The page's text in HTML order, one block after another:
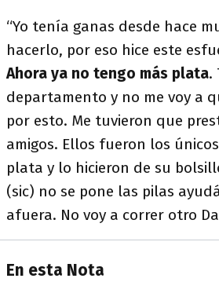
“Yo tenía ganas desde hace
hacerlo, por eso hice este
Ahora ya no tengo más plata.
departamento y no me voy a
por esto. Me tuvieron que
amigos. Ellos fueron los
plata y lo hicieron de su
(sic) no se pone las pilas
afuera. No voy a correr otro
En esta Nota